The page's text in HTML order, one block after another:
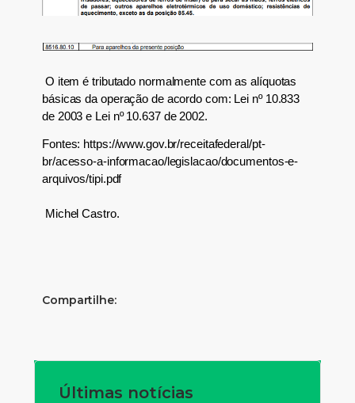
O item é tributado normalmente com as alíquotas
básicas da operação de acordo com: Lei nº 10.833
de 2003 e Lei nº 10.637 de 2002.
Fontes: https://www.gov.br/receitafederal/pt-
br/acesso-a-informacao/legislacao/documentos-e-
arquivos/tipi.pdf
Michel Castro.
Compartilhe:
Últimas notícias